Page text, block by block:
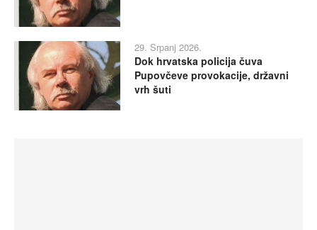
29. Srpanj 2026.
Dok hrvatska policija čuva
Pupovčeve provokacije, državni
vrh šuti